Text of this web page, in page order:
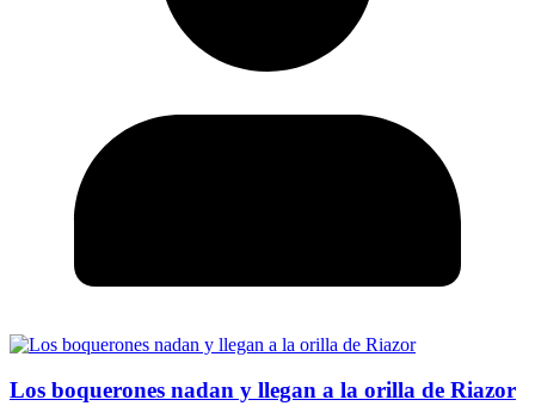
Los boquerones nadan y llegan a la orilla de Riazor